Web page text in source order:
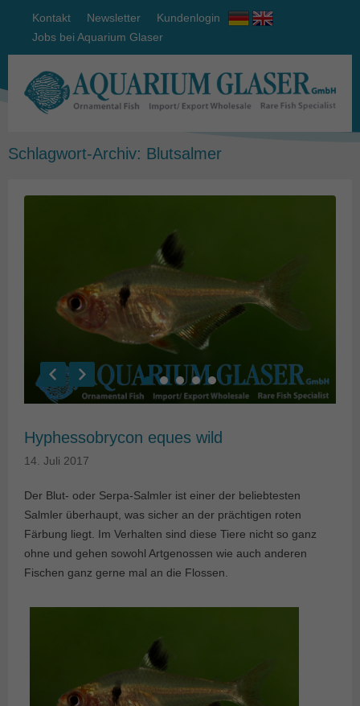
Kontakt Newsletter
Kundenlogin
Jobs bei Aquarium Glaser
Schlagwort-Archiv: Blutsalmer
Hyphessobrycon eques wild
14. Juli 2017
Der Blut- oder Serpa-Salmler ist einer der beliebtesten
Salmler überhaupt, was sicher an der prächtigen roten
Färbung liegt. Im Verhalten sind diese Tiere nicht so ganz
ohne und gehen sowohl Artgenossen wie auch anderen
Fischen ganz gerne mal an die Flossen.